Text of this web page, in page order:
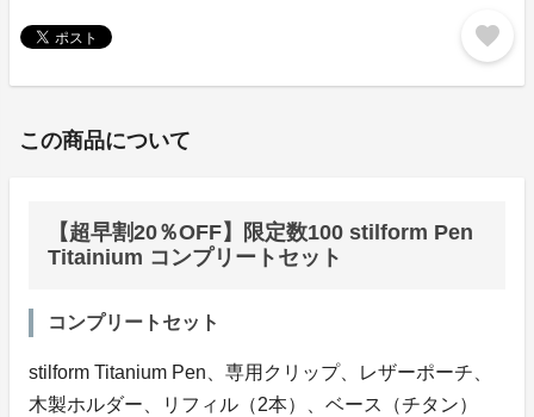
favorite
この商品について
【超早割20％OFF】限定数100 stilform Pen
Titainium コンプリートセット
コンプリートセット
stilform Titanium Pen、専用クリップ、レザーポーチ、
木製ホルダー、リフィル（2本）、ベース（チタン）